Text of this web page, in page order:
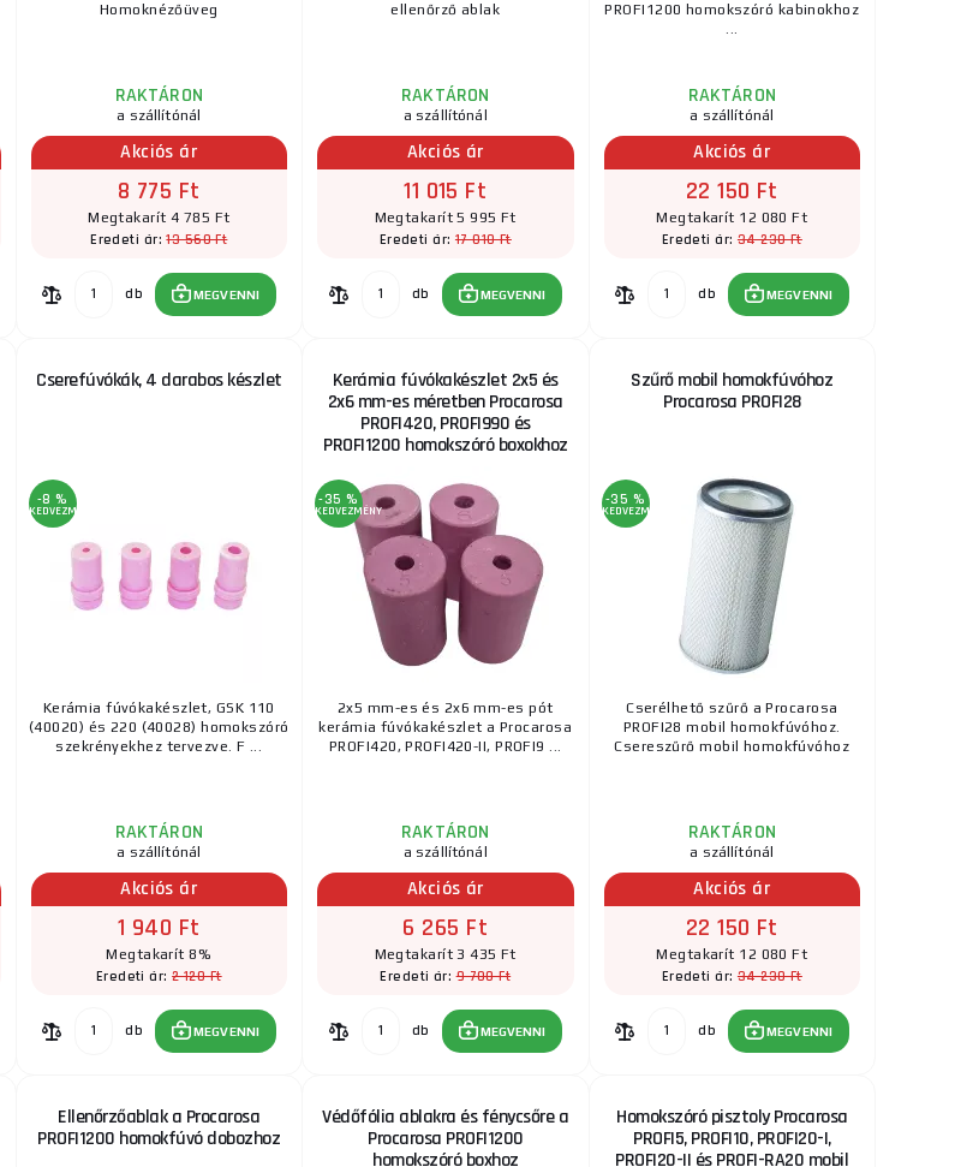
Homoknézőüveg
RAKTÁRON
a szállítónál
Akciós ár
8 775 Ft
Megtakarít 4 785 Ft
Eredeti ár:13 560 Ft
db MEGVENNI
ellenőrző ablak
RAKTÁRON
a szállítónál
Akciós ár
11 015 Ft
Megtakarít 5 995 Ft
Eredeti ár: 17 010 Ft
db MEGVENNI
PROFI1200 homokszóró kabinokhoz
...
RAKTÁRON
a szállítónál
Akciós ár
22 150 Ft
Megtakarít 12 080 Ft
Eredeti ár: 34 230 Ft
db MEGVENNI
Cserefúvókák, 4 darabos készlet
-8 %
KEDVEZMÉNY
Kerámia fúvókakészlet, GSK 110
(40020) és 220 (40028) homokszóró
szekrényekhez tervezve. F ...
RAKTÁRON
a szállítónál
Akciós ár
1 940 Ft
Megtakarít 8%
Eredeti ár:2 120 Ft
db MEGVENNI
Kerámia fúvókakészlet 2x5 és
2x6 mm-es méretben Procarosa
PROFI420, PROFI990 és
PROFI1200 homokszóró boxokhoz
-35 %
KEDVEZMÉNY
2x5 mm-es és 2x6 mm-es pót
kerámia fúvókakészlet a Procarosa
PROFI420, PROFI420-II, PROFI9 ...
RAKTÁRON
a szállítónál
Akciós ár
6 265 Ft
Megtakarít 3 435 Ft
Eredeti ár:9 700 Ft
db MEGVENNI
Szűrő mobil homokfúvóhoz
Procarosa PROFI28
-35 %
KEDVEZMÉNY
Cserélhető szűrő a Procarosa
PROFI28 mobil homokfúvóhoz.
Csereszűrő mobil homokfúvóhoz
RAKTÁRON
a szállítónál
Akciós ár
22 150 Ft
Megtakarít 12 080 Ft
Eredeti ár: 34 230 Ft
db MEGVENNI
Ellenőrzőablak a Procarosa
PROFI1200 homokfúvó dobozhoz
Védőfólia ablakra és fénycsőre a
Procarosa PROFI1200
homokszóró boxhoz
Homokszóró pisztoly Procarosa
PROFI5, PROFI10, PROFI20-I,
PROFI20-II és PROFI-RA20 mobil